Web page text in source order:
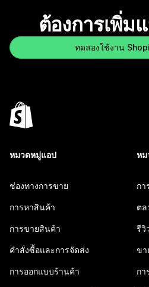
ต้องการเพิ่ม
ทดลองใช้งาน
หมวดหมู่แอป
ช่องทางการขาย
การหาสินค้า
การขายสินค้า
คำสั่งซื้อและการจัดส่ง
การออกแบบร้านค้า
หม
กา
ตล
รีวิ
ขา
กา